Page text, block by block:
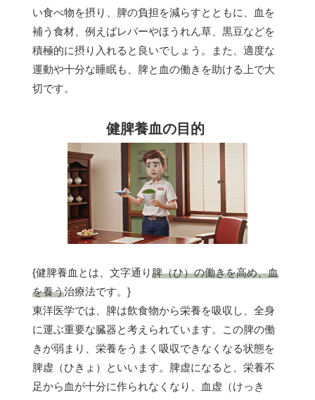
い食べ物を摂り、脾の負担を減らすとともに、血を
補う食材、例えばレバーやほうれん草、黒豆などを
積極的に摂り入れると良いでしょう。また、適度な
運動や十分な睡眠も、脾と血の働きを助ける上で大
切です。
健脾養血の目的
{健脾養血とは、文字通り脾（ひ）の働きを高め、血
を養う治療法です。}
東洋医学では、脾は飲食物から栄養を吸収し、全身
に運ぶ重要な臓器と考えられています。この脾の働
きが弱まり、栄養をうまく吸収できなくなる状態を
脾虚（ひきょ）といいます。脾虚になると、栄養不
足から血が十分に作られなくなり、血虚（けっき